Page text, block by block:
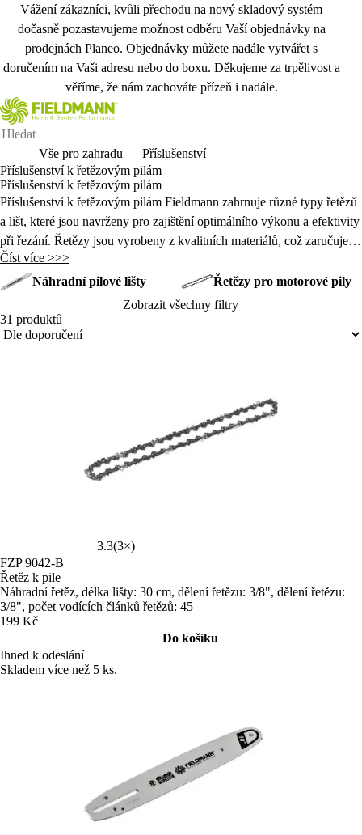
Vážení zákazníci, kvůli přechodu na nový skladový systém
dočasně pozastavujeme možnost odběru Vaší objednávky na
prodejnách Planeo. Objednávky můžete nadále vytvářet s
doručením na Vaši adresu nebo do boxu. Děkujeme za trpělivost a
věříme, že nám zachováte přízeň i nadále.
Vše pro zahradu
Příslušenství
Příslušenství k řetězovým pilám
Příslušenství k řetězovým pilám
Příslušenství k řetězovým pilám Fieldmann zahrnuje různé typy řetězů
a lišt, které jsou navrženy pro zajištění optimálního výkonu a efektivity
při řezání. Řetězy jsou vyrobeny z kvalitních materiálů, což zaručuje
dlouhou životnost a ostr
stabilitu a přesnost při použití.
Číst více >>>
Náhradní pilové lišty
Řetězy pro motorové pily
Zobrazit všechny filtry
31 produktů
3.3(3×)
FZP 9042-B
Řetěz k pile
Náhradní řetěz, délka lišty: 30 cm, dělení řetězu: 3/8", dělení řetězu:
3/8", počet vodících článků řetězů: 45
199 Kč
Do košíku
Ihned k odeslání
Skladem více než 5 ks.